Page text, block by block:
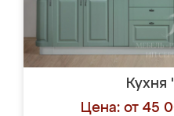
Кухня
Цена: от 45